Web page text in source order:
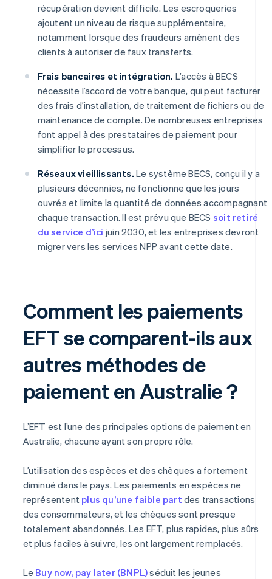
récupération devient difficile. Les escroqueries
ajoutent un niveau de risque supplémentaire,
notamment lorsque des fraudeurs amènent des
clients à autoriser de faux transferts.
Frais bancaires et intégration. L’accès à BECS
nécessite l’accord de votre banque, qui peut facturer
des frais d’installation, de traitement de fichiers ou de
maintenance de compte. De nombreuses entreprises
font appel à des prestataires de paiement pour
simplifier le processus.
Réseaux vieillissants. Le système BECS, conçu il y a
plusieurs décennies, ne fonctionne que les jours
ouvrés et limite la quantité de données accompagnant
chaque transaction. Il est prévu que BECS soit retiré
du service d’ici juin 2030, et les entreprises devront
migrer vers les services NPP avant cette date.
Comment les paiements
EFT se comparent-ils aux
autres méthodes de
paiement en Australie ?
L’EFT est l’une des principales options de paiement en
Australie, chacune ayant son propre rôle.
L’utilisation des espèces et des chèques a fortement
diminué dans le pays. Les paiements en espèces ne
représentent plus qu’une faible part des transactions
des consommateurs, et les chèques sont presque
totalement abandonnés. Les EFT, plus rapides, plus sûrs
et plus faciles à suivre, les ont largement remplacés.
Le Buy now, pay later (BNPL)séduit les jeunes